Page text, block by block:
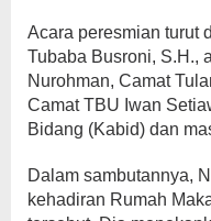
Acara peresmian turut
Tubaba Busroni, S.H.,
Nurohman, Camat
Camat TBU Iwan
Bidang (Kabid) dan
Dalam sambutannya,
kehadiran Rumah